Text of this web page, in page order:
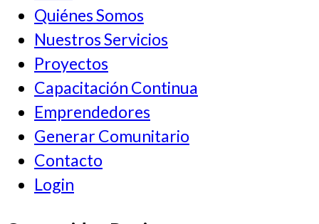
Quiénes Somos
Nuestros Servicios
Proyectos
Capacitación Continua
Emprendedores
Generar Comunitario
Contacto
Login